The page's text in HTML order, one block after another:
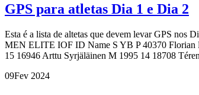
GPS para atletas Dia 1 e Dia 2
Esta é a lista de altetas que devem levar GPS nos
MEN ELITE IOF ID Name S YB P 40370 Florian
15 16946 Arttu Syrjäläinen M 1995 14 18708
09Fev 2024